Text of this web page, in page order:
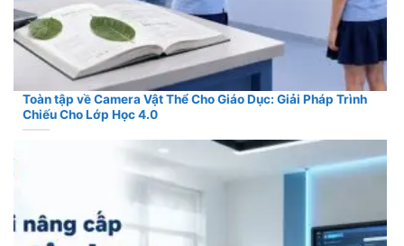
Toàn tập về Camera Vật Thể Cho Giáo Dục: Giải Pháp Trình
Chiếu Cho Lớp Học 4.0